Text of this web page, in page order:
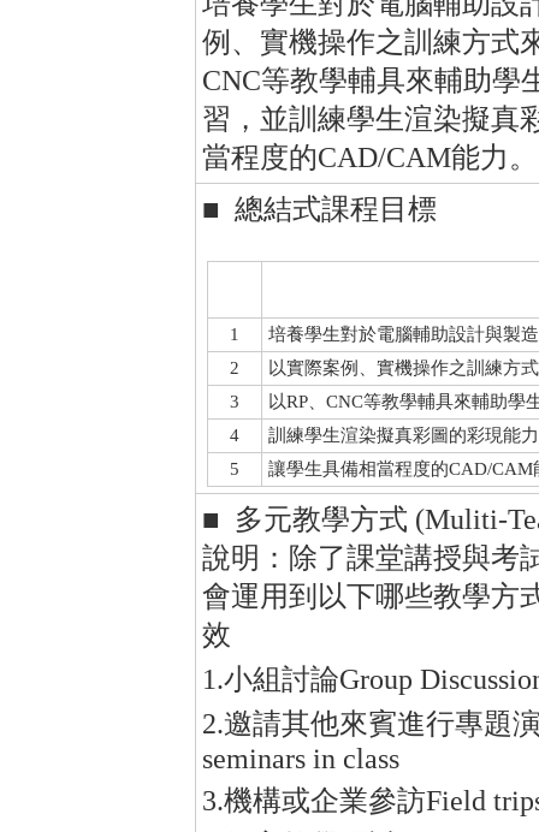
例、實機操作之訓練方式
CNC等教學輔具來輔助學
習，並訓練學生渲染擬真
當程度的CAD/CAM能力。
■ 總結式課程目標
1
培養學生對於電腦輔助設計與製
2
以實際案例、實機操作之訓練方
3
以RP、CNC等教學輔具來輔助學
4
訓練學生渲染擬真彩圖的彩現能力
5
讓學生具備相當程度的CAD/CAM
■ 多元教學方式 (Muliti-
說明：除了課堂講授與考
會運用到以下哪些教學方
效
1.小組討論Group
2.邀請其他來賓進行專題
seminars in class
3.機構或企業參訪Field